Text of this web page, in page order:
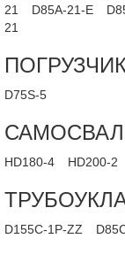
21
D85A-21-E
21
D75S-5
HD180-4 HD200-2
D155C-1P-ZZ